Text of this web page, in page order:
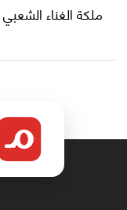
ملكة الغناء